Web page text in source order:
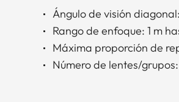
Ángulo de visión
Rango de enfoque: 1 m
Máxima proporción de
Número de lentes/